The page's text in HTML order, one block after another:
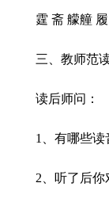
霆 斋 艨艟 履
三、教师范读
读后师问：
1、有哪些读
2、听了后你